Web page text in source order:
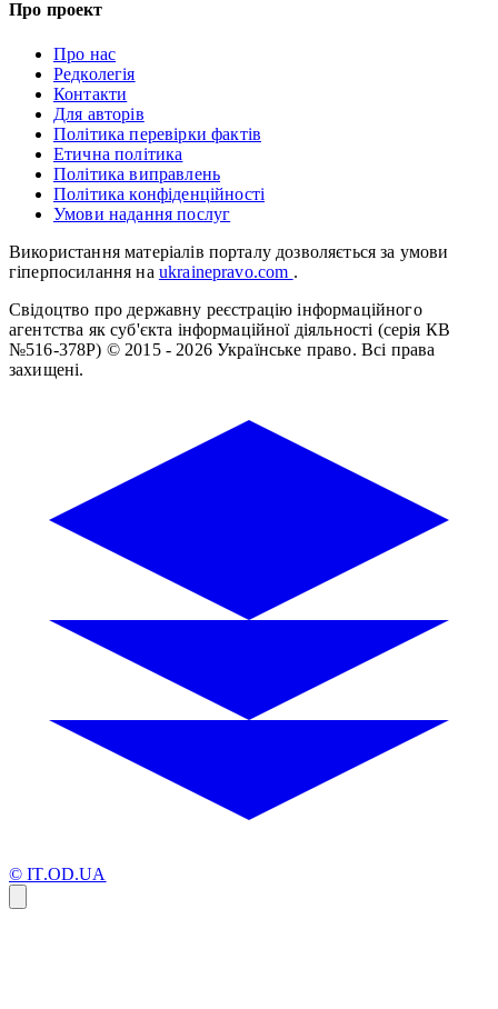
Про проект
Про нас
Редколегія
Контакти
Для авторів
Політика перевірки фактів
Етична політика
Політика виправлень
Політика конфіденційності
Умови надання послуг
Використання матеріалів порталу дозволяється за умови
гіперпосилання на ukrainepravo.com .
Свідоцтво про державну реєстрацію інформаційного
агентства як суб'єкта інформаційної діяльності (серія КВ
№516-378Р) © 2015 - 2026 Українське право. Всі права
захищені.
© IT.OD.UA